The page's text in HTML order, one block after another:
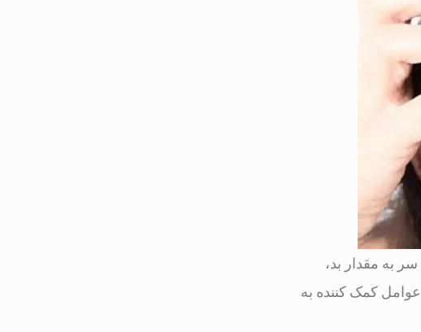
به مقدار بد،
کمک کننده به